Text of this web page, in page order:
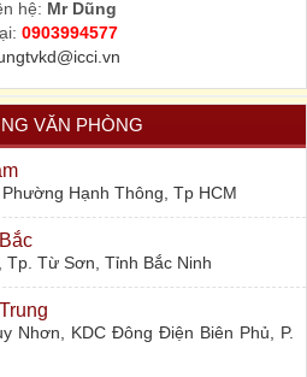
hệ: Mr Dũng
0903994577
VĂN PHÒNG
Hạnh Thông, Tp HCM
Từ Sơn, Tỉnh Bắc Ninh
Nhơn, KDC Đông Điện Biên Phủ, P.